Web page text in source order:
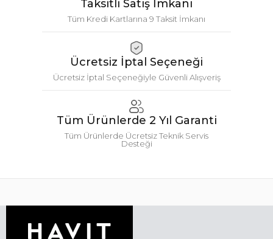
Taksitli Satış İmkanı
Tüm Kredi Kartlarına 9 Taksit İmkanı
Ücretsiz İptal Seçeneği
Ücretsiz İptal Seçeneğiyle Güvenli Alışveriş
Tüm Ürünlerde 2 Yıl Garanti
Tüm Ürünlerde Ücretsiz Teknik Servis
Desteği